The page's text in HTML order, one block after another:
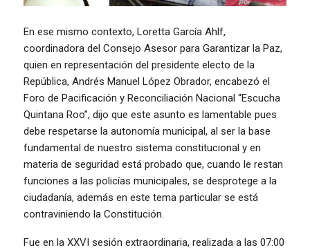
En ese mismo contexto, Loretta García Ahlf,
coordinadora del Consejo Asesor para Garantizar la Paz,
quien en representación del presidente electo de la
República, Andrés Manuel López Obrador, encabezó el
Foro de Pacificación y Reconciliación Nacional “Escucha
Quintana Roo”, dijo que este asunto es lamentable pues
debe respetarse la autonomía municipal, al ser la base
fundamental de nuestro sistema constitucional y en
materia de seguridad está probado que, cuando le restan
funciones a las policías municipales, se desprotege a la
ciudadanía, además en este tema particular se está
contraviniendo la Constitución.
Fue en la XXVI sesión extraordinaria, realizada a las 07:00